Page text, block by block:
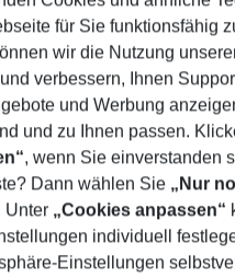
date range
26–08/08/27 5-8 nights
travel
No children
Show more filter
für Sie funktionsfähig
wir die Nutzung
verbessern, Ihnen
und Werbung
und zu Ihnen passen.
, wenn Sie einverstanden
Dann wählen Sie „Nur
Unter „Cookies anpassen“
individuell
Einstellungen